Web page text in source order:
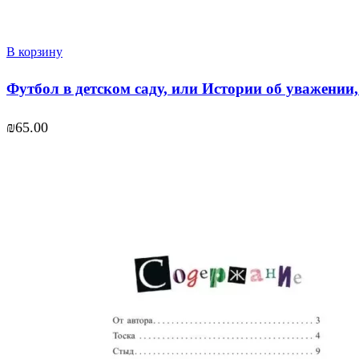
В корзину
Футбол в детском саду, или Истории об
₪65.00